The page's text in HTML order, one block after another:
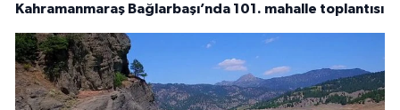
Kahramanmaraş Bağlarbaşı’nda 101. mahalle toplantısı